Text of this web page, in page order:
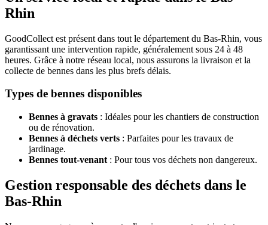
Rhin
GoodCollect est présent dans tout le département du Bas-Rhin, vous
garantissant une intervention rapide, généralement sous 24 à 48
heures. Grâce à notre réseau local, nous assurons la livraison et la
collecte de bennes dans les plus brefs délais.
Types de bennes disponibles
Bennes à gravats : Idéales pour les chantiers de construction
ou de rénovation.
Bennes à déchets verts : Parfaites pour les travaux de
jardinage.
Bennes tout-venant : Pour tous vos déchets non dangereux.
Gestion responsable des déchets dans le
Bas-Rhin